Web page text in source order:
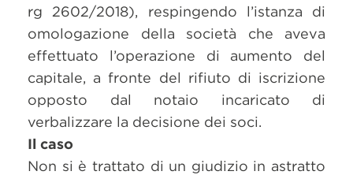
rg 2602/2018), respingendo l’istanza di
omologazione della società che aveva
effettuato l’operazione di aumento del
capitale, a fronte del rifiuto di iscrizione
opposto dal notaio incaricato di
verbalizzare la decisione dei soci.
Il caso
Non si è trattato di un giudizio in astratto